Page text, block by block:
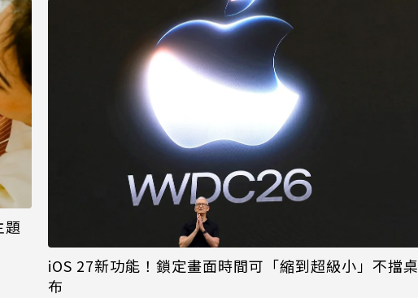
題
iOS 27新功能！鎖定畫面時間可「縮到超級小」不擋桌
布